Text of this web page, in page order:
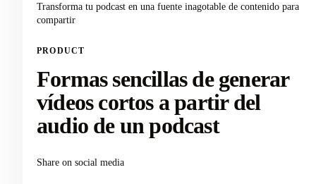
Transforma tu podcast en una fuente inagotable de contenido para
compartir
PRODUCT
Formas sencillas de generar
vídeos cortos a partir del
audio de un podcast
Share on social media